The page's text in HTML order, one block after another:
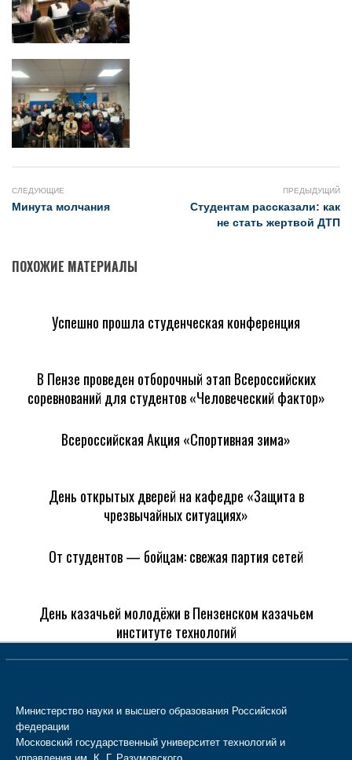
СЛЕДУЮЩИЕ
Минута молчания
ПРЕДЫДУЩИЙ
Студентам рассказали: как
не стать жертвой ДТП
ПОХОЖИЕ МАТЕРИАЛЫ
Успешно прошла студенческая конференция
В Пензе проведен отборочный этап Всероссийских
соревнований для студентов «Человеческий фактор»
Всероссийская Акция «Спортивная зима»
День открытых дверей на кафедре «Защита в
чрезвычайных ситуациях»
От студентов — бойцам: свежая партия сетей
День казачьей молодёжи в Пензенском казачьем
институте технологий
Министерство науки и высшего образования Российской
федерации
Московский государственный университет технологий и